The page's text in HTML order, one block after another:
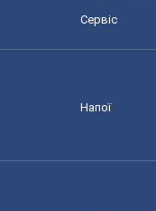
Сервіс
Напої